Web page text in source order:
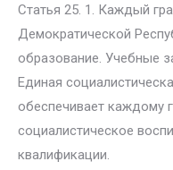
Статья 25. 1. Каждый
Демократической
образование. Учебные
Единая
обеспечивает каждому
социалистическое
квалификации.